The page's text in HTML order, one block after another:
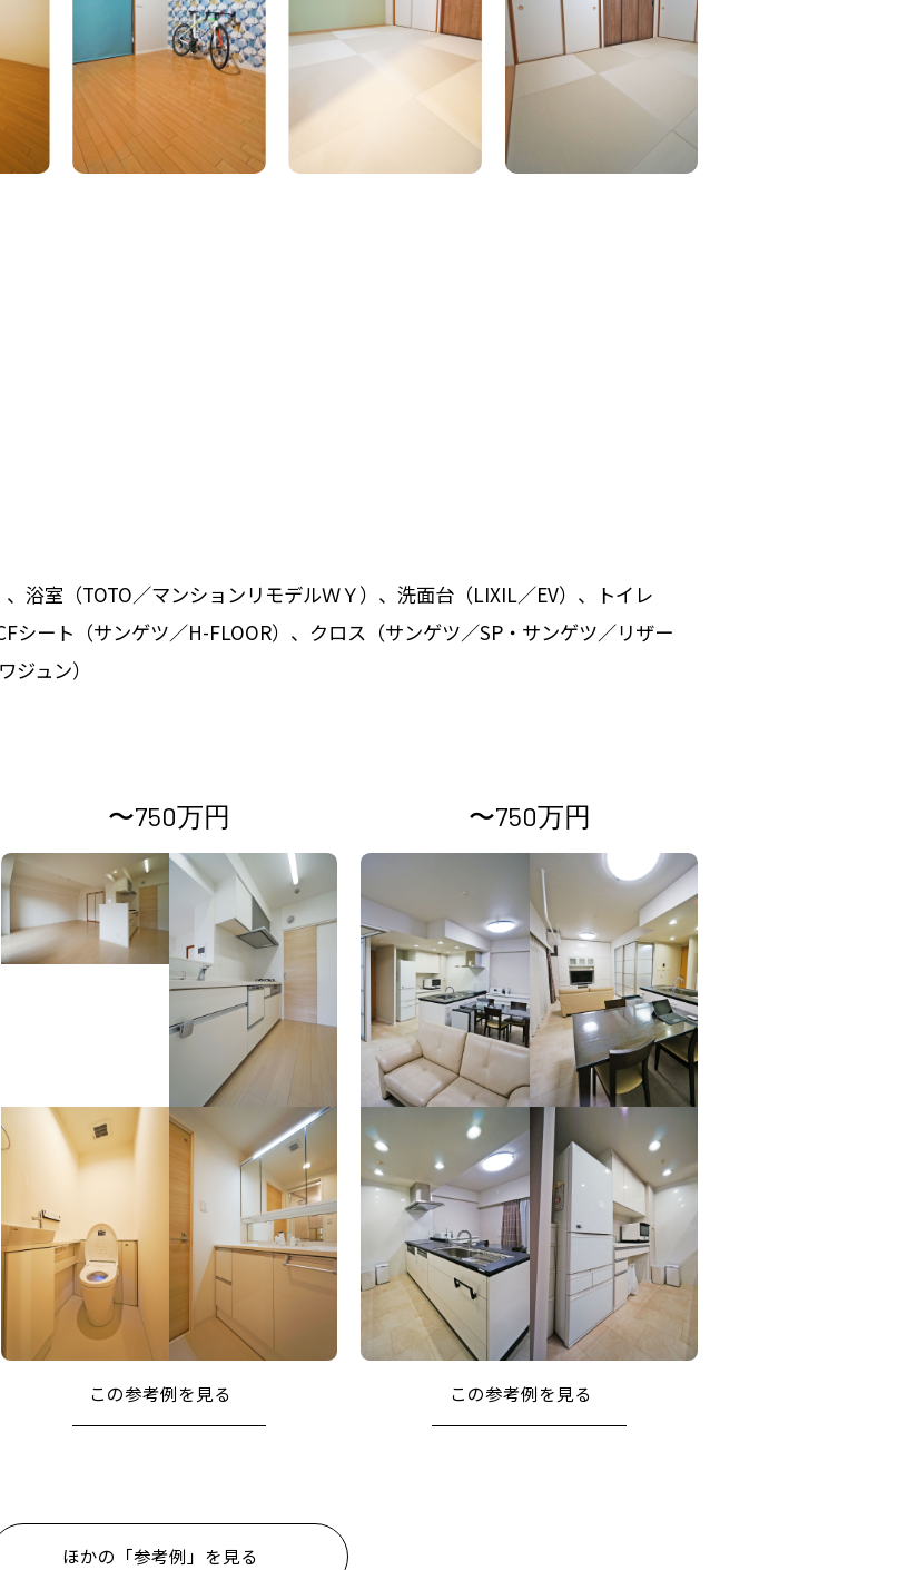
浴室（TOTO／マンションリモデルＷＹ）、洗面台（LIXIL／EV）、トイレ
シート（サンゲツ／H-FLOOR）、クロス（サンゲツ／SP・サンゲツ／リザー
ジュン）
〜750万円
この参考例を⾒る
〜750万円
この参考例を⾒る
ほかの「参考例」を見る